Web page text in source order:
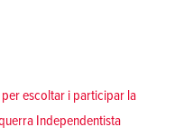
per escoltar i participar la
Independentista